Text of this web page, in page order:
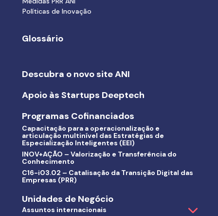
Políticas de Inovação
Glossário
Descubra o novo site ANI
Apoio às Startups Deeptech
Programas Cofinanciados
Capacitação para a operacionalização e
articulação multinível das Estratégias de
Especialização Inteligentes (EEI)
INOV+AÇÃO – Valorização e Transferência do
Conhecimento
C16-i03.02 – Catalisação da Transição Digital das
Empresas (PRR)
Unidades de Negócio
Assuntos internacionais